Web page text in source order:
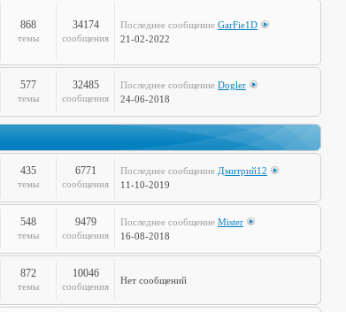
Канал868
темы
34174
сообщения
Последнее сообщение GarFie1D
21-02-2022
Канал
577
темы
32485
сообщения
Последнее сообщение Dogler
24-06-2018
Канал
435
темы
6771
сообщения
Последнее сообщение Дмитрий12
11-10-2019
Канал
Музыкальные
548
темы
9479
сообщения
Последнее сообщение Mister
16-08-2018
Канал
872
темы
10046
сообщения
Нет сообщений